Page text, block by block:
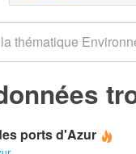
ports d'Azur